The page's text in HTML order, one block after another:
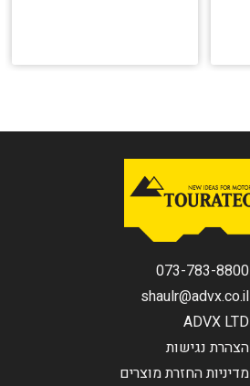
073-783-8800
shaulr@advx.co.il
ADVX LTD
הצהרת נגישות
מדיניות החזרת מוצרים